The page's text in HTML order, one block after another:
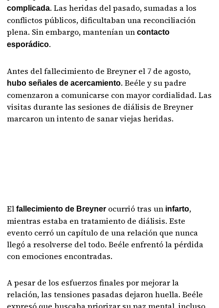
complicada. Las heridas del pasado, sumadas a los
conflictos públicos, dificultaban una reconciliación
plena. Sin embargo, mantenían uncontacto
esporádico.
Antes del fallecimiento de Breyner el 7 de agosto,
hubo señales de acercamiento. Beéle y su padre
comenzaron a comunicarse con mayor cordialidad. Las
visitas durante las sesiones de diálisis de Breyner
marcaron un intento de sanar viejas heridas.
Elfallecimiento de Breyner ocurrió tras un infarto,
mientras estaba en tratamiento de diálisis. Este
evento cerró un capítulo de una relación que nunca
llegó a resolverse del todo. Beéle enfrentó la pérdida
con emociones encontradas.
A pesar de los esfuerzos finales por mejorar la
relación, las tensiones pasadas dejaron huella. Beéle